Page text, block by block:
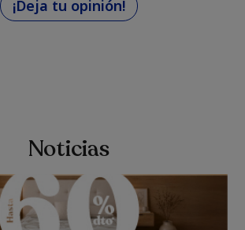
¡Deja tu opinión!
Noticias